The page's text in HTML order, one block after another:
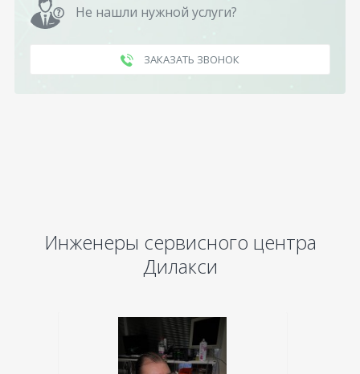
Не нашли нужной услуги?
ЗАКАЗАТЬ ЗВОНОК
Инженеры сервисного центра
Дилакси